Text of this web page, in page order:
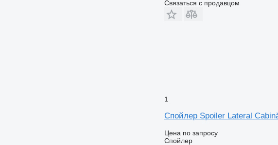
Связаться с продавцом
1
Спойлер Spoiler Lateral
Цена по запросу
Спойлер